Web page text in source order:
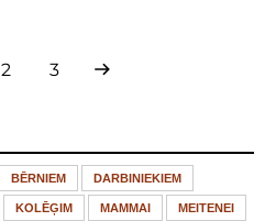
2 3
BĒRNIEM DARBINIEKIEM
KOLĒĢIM MAMMAI MEITENEI